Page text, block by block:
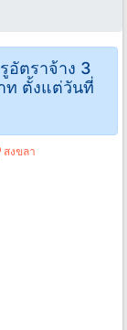
อัตราจ้าง 3
ท ตั้งแต่วันที่
สงขลา